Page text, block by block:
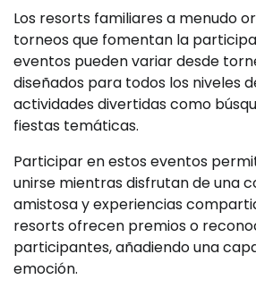
Los resorts familiares a menudo
torneos que fomentan la
eventos pueden variar desde
diseñados para todos los niveles
actividades divertidas como
fiestas temáticas.
Participar en estos eventos
unirse mientras disfrutan de una
amistosa y experiencias
resorts ofrecen premios o
participantes, añadiendo una
emoción.